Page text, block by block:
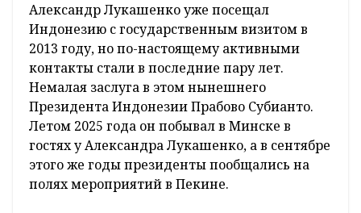
Александр Лукашенко уже посещал
Индонезию с государственным визитом в
2013 году, но по-настоящему активными
контакты стали в последние пару лет.
Немалая заслуга в этом нынешнего
Президента Индонезии Прабово Субианто.
Летом 2025 года он побывал в Минске в
гостях у Александра Лукашенко, а в сентябре
этого же годы президенты пообщались на
полях мероприятий в Пекине.